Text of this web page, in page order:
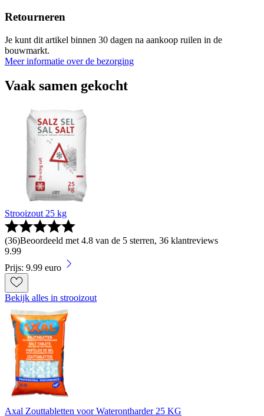
Retourneren
Je kunt dit artikel binnen 30 dagen na aankoop ruilen in de
bouwmarkt.
Meer informatie over de bezorging
Vaak samen gekocht
Strooizout 25 kg
(36)Beoordeeld met 4.8 van de 5 sterren, 36 klantreviews
9.99
Prijs: 9.99 euro
Bekijk alles in strooizout
Axal Zouttabletten voor Waterontharder 25 KG